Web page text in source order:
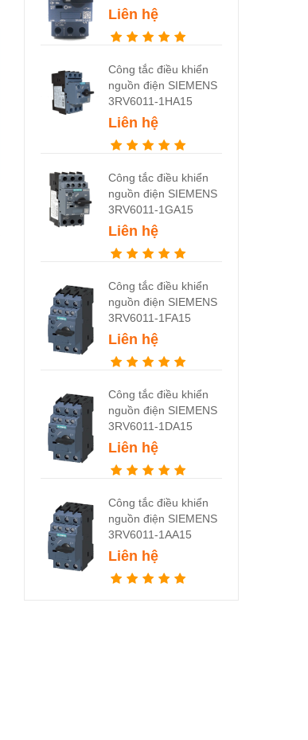
Liên hệ
Công tắc điều khiển
nguồn điện SIEMENS
3RV6011-1HA15
Liên hệ
Công tắc điều khiển
nguồn điện SIEMENS
3RV6011-1GA15
Liên hệ
Công tắc điều khiển
nguồn điện SIEMENS
3RV6011-1FA15
Liên hệ
Công tắc điều khiển
nguồn điện SIEMENS
3RV6011-1DA15
Liên hệ
Công tắc điều khiển
nguồn điện SIEMENS
3RV6011-1AA15
Liên hệ